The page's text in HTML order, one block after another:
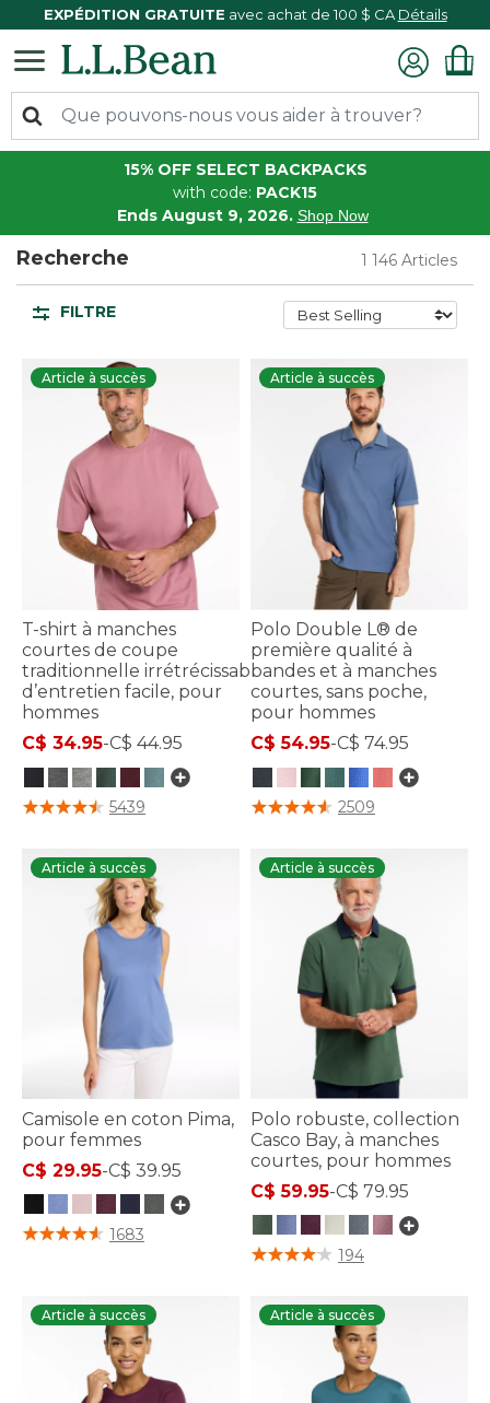
EXPÉDITION GRATUITE avec achat de 100 $ CA Détails
15% OFF SELECT BACKPACKS
with code: PACK15
Ends August 9, 2026. Shop Now
Recherche 1 146 Articles
FILTRE
Article à succès
T-shirt à manches
courtes de coupe
traditionnelle irrétrécissable et
d’entretien facile, pour
hommes
C$ 34.95-C$ 44.95
4,7 sur 5 Évaluation des clients
5439
Article à succès
Polo Double L® de
première qualité à
bandes et à manches
courtes, sans poche,
pour hommes
C$ 54.95-C$ 74.95
3,5 sur 5 Évaluation des clients
2509
Article à succès
Camisole en coton Pima,
pour femmes
C$ 29.95-C$ 39.95
3,4 sur 5 Évaluation des clients
1683
Article à succès
Polo robuste, collection
Casco Bay, à manches
courtes, pour hommes
C$ 59.95-C$ 79.95
4,8 sur 5 Évaluation des clients
194
Article à succès Article à succès